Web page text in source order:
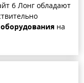
6 Лонг обладают
на